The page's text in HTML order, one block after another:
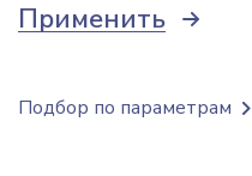
Применить
Подбор по параметрам